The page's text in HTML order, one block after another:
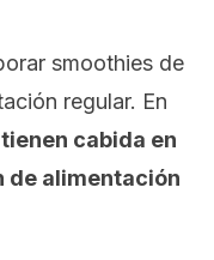
smoothies de
regular. En
cabida en
de alimentación